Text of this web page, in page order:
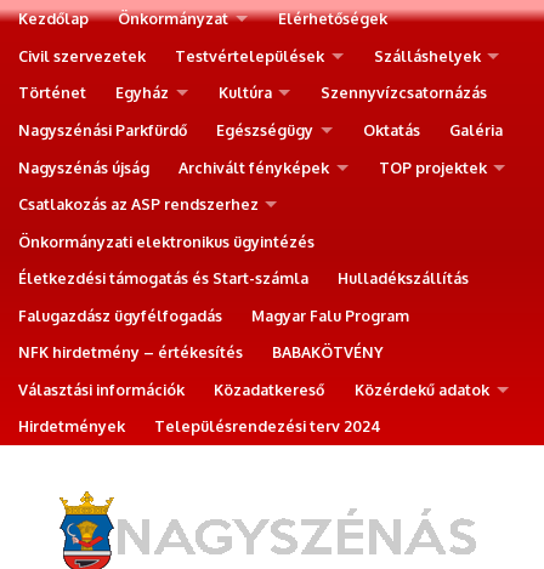
Kezdőlap Önkormányzat
Elérhetőségek
Civil szervezetek
Testvértelepülések
Szálláshelyek
Történet
Egyház Kultúra
Szennyvízcsatornázás
Nagyszénási Parkfürdő
Egészségügy Oktatás
Galéria
Nagyszénás újság
Archivált fényképek
TOP projektek
Csatlakozás az ASP rendszerhez
Önkormányzati elektronikus ügyintézés
Életkezdési támogatás és Start-számla
Hulladékszállítás
Falugazdász ügyfélfogadás
Magyar Falu Program
NFK hirdetmény – értékesítés
BABAKÖTVÉNY
Választási információk
Közadatkereső
Közérdekű adatok
Hirdetmények
Településrendezési terv 2024